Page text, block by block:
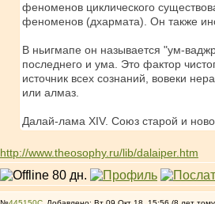
феноменов циклического
феноменов (дхармата). Он также
В ньигмапе он называется "ум-
последнего и ума. Это фактор
источник всех сознаний, вовеки
или алмаз.
Далай-лама XIV. Союз старой и
http://www.theosophy.ru/lib/dalaiper.htm